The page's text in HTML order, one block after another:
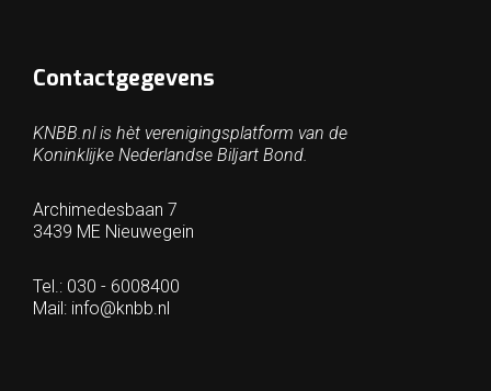
Contactgegevens
KNBB.nl is hèt verenigingsplatform van de
Koninklijke Nederlandse Biljart Bond.
Archimedesbaan 7
3439 ME Nieuwegein
Tel.: 030 - 6008400
Mail: info@knbb.nl